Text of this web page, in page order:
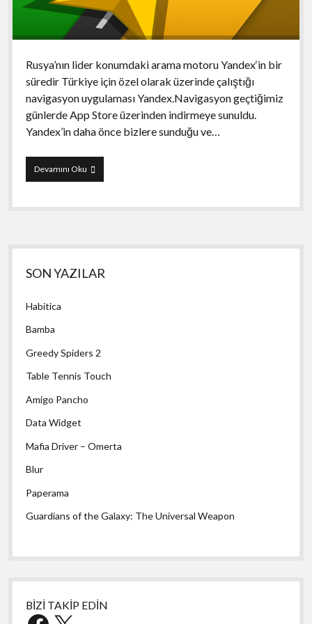
Rusya’nın lider konumdaki arama motoru Yandex‘in bir
süredir Türkiye için özel olarak üzerinde çalıştığı
navigasyon uygulaması Yandex.Navigasyon geçtiğimiz
günlerde App Store üzerinden indirmeye sunuldu.
Yandex’in daha önce bizlere sunduğu ve…
Devamını OkuYandex
Navigasyon
Yan
Menü
SON YAZILAR
Habitica
Bamba
Greedy Spiders 2
Table Tennis Touch
Amigo Pancho
Data Widget
Mafia Driver – Omerta
Blur
Paperama
Guardians of the Galaxy: The Universal Weapon
BİZİ TAKİP EDİN